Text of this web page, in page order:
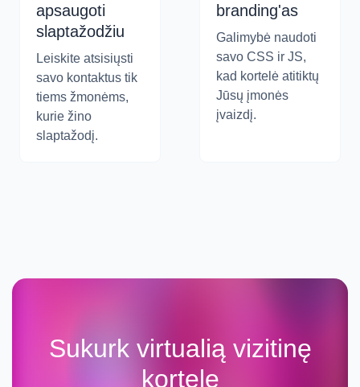
apsaugoti
slaptažodžiu
Leiskite atsisiųsti
savo kontaktus tik
tiems žmonėms,
kurie žino
slaptažodį.
branding'as
Galimybė naudoti
savo CSS ir JS,
kad kortelė atitiktų
Jūsų įmonės
įvaizdį.
Sukurk virtualią vizitinę
kortelę